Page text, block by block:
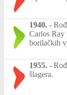
1940. -
Carlos Ray
borilačkih
1955. -
šlagera.